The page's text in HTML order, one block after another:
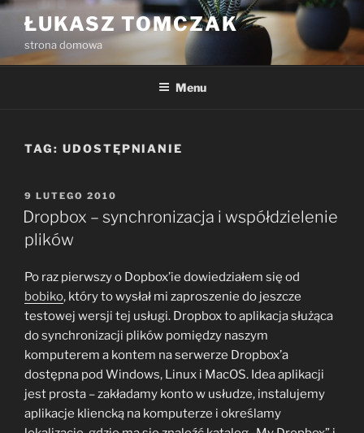
Przejdź
treści
ŁUKASZ TOMCZAK
strona domowa
Menu
TAG: UDOSTĘPNIANIE
OPUBLIKOWANE
W
9 LUTEGO 2010
Dropbox – synchronizacja i współdzielenie
plików
Po raz pierwszy o Dopbox’ie dowiedziałem się od
bobiko, który to wysłał mi zaproszenie do jeszcze
testowej wersji tej usługi. Dropbox to aplikacja służąca
do synchronizacji plików pomiędzy naszym
komputerem a kontem na serwerze Dropbox’a
dostępna pod Windows, Linux i MacOS. Idea aplikacji
jest prosta – zakładamy konto w usłudze, instalujemy
aplikacje kliencką na komputerze i określamy